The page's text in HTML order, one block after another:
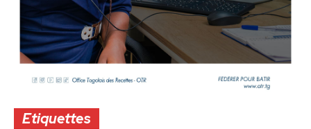
Etiquettes